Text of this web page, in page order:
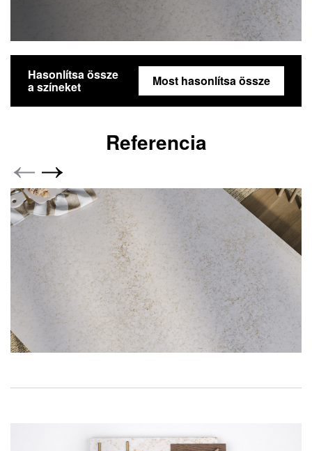
Hasonlítsa össze
a színeket Most hasonlítsa össze
Referencia